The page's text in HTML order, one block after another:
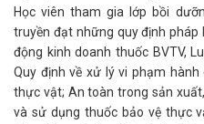
Học viên tham gia lớp bồi
truyền đạt những quy định
động kinh doanh thuốc BVTV,
Quy định về xử lý vi phạm
thực vật; An toàn trong sản
và sử dụng thuốc bảo vệ thực